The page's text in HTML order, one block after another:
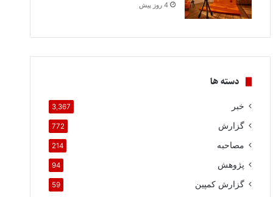
4 روز پیش
دسته ها
خبر 3,367
گزارش 772
مصاحبه 214
پژوهش 94
گزارش کمپین 59